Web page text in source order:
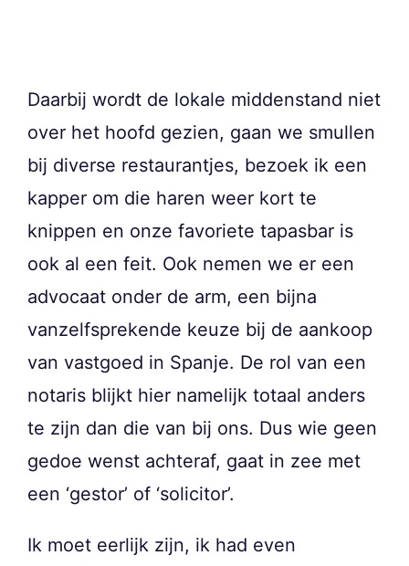
Daarbij wordt de lokale middenstand niet
over het hoofd gezien, gaan we smullen
bij diverse restaurantjes, bezoek ik een
kapper om die haren weer kort te
knippen en onze favoriete tapasbar is
ook al een feit. Ook nemen we er een
advocaat onder de arm, een bijna
vanzelfsprekende keuze bij de aankoop
van vastgoed in Spanje. De rol van een
notaris blijkt hier namelijk totaal anders
te zijn dan die van bij ons. Dus wie geen
gedoe wenst achteraf, gaat in zee met
een ‘gestor’ of ‘solicitor’.
Ik moet eerlijk zijn, ik had even